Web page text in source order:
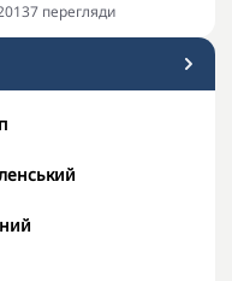
перегляди